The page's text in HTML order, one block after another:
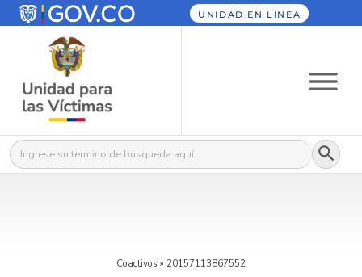
UNIDAD EN LÍNEA
Buscar: Botón
Coactivos » 20157113867552